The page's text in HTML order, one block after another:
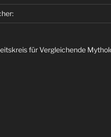
für Vergleichende